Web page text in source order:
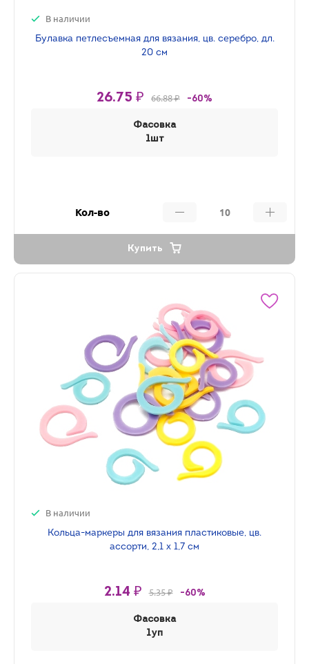
В наличии
Булавка петлесъемная для вязания, цв. серебро, дл.
20 см
26.75 ₽ 66.88 ₽ -60%
Фасовка
1шт
Кол-во
Купить
В наличии
Кольца-маркеры для вязания пластиковые, цв.
ассорти, 2,1 х 1,7 см
2.14 ₽ 5.35 ₽ -60%
Фасовка
1уп